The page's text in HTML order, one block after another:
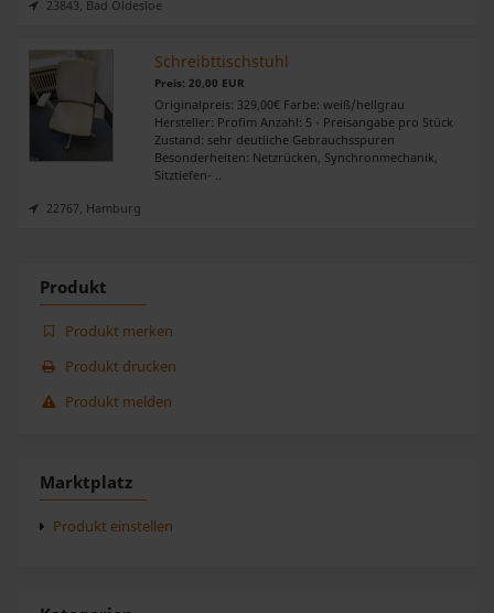
23843, Bad Oldesloe
Schreibttischstuhl
Preis: 20,00 EUR
Originalpreis: 329,00€ Farbe: weiß/hellgrau
Hersteller: Profim Anzahl: 5 - Preisangabe pro Stück
Zustand: sehr deutliche Gebrauchsspuren
Besonderheiten: Netzrücken, Synchronmechanik,
Sitztiefen- ..
22767, Hamburg
Produkt
Produkt merken
Produkt drucken
Produkt melden
Marktplatz
Produkt einstellen